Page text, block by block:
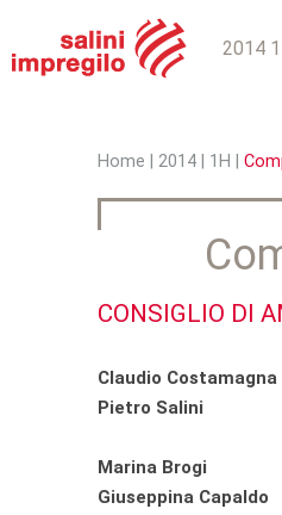
2014
T
u
e
i
q
i
Home 2014 1H
CONSIGLIO DI
Claudio Costamagna
Pietro Salini
Marina Brogi
Giuseppina Capaldo